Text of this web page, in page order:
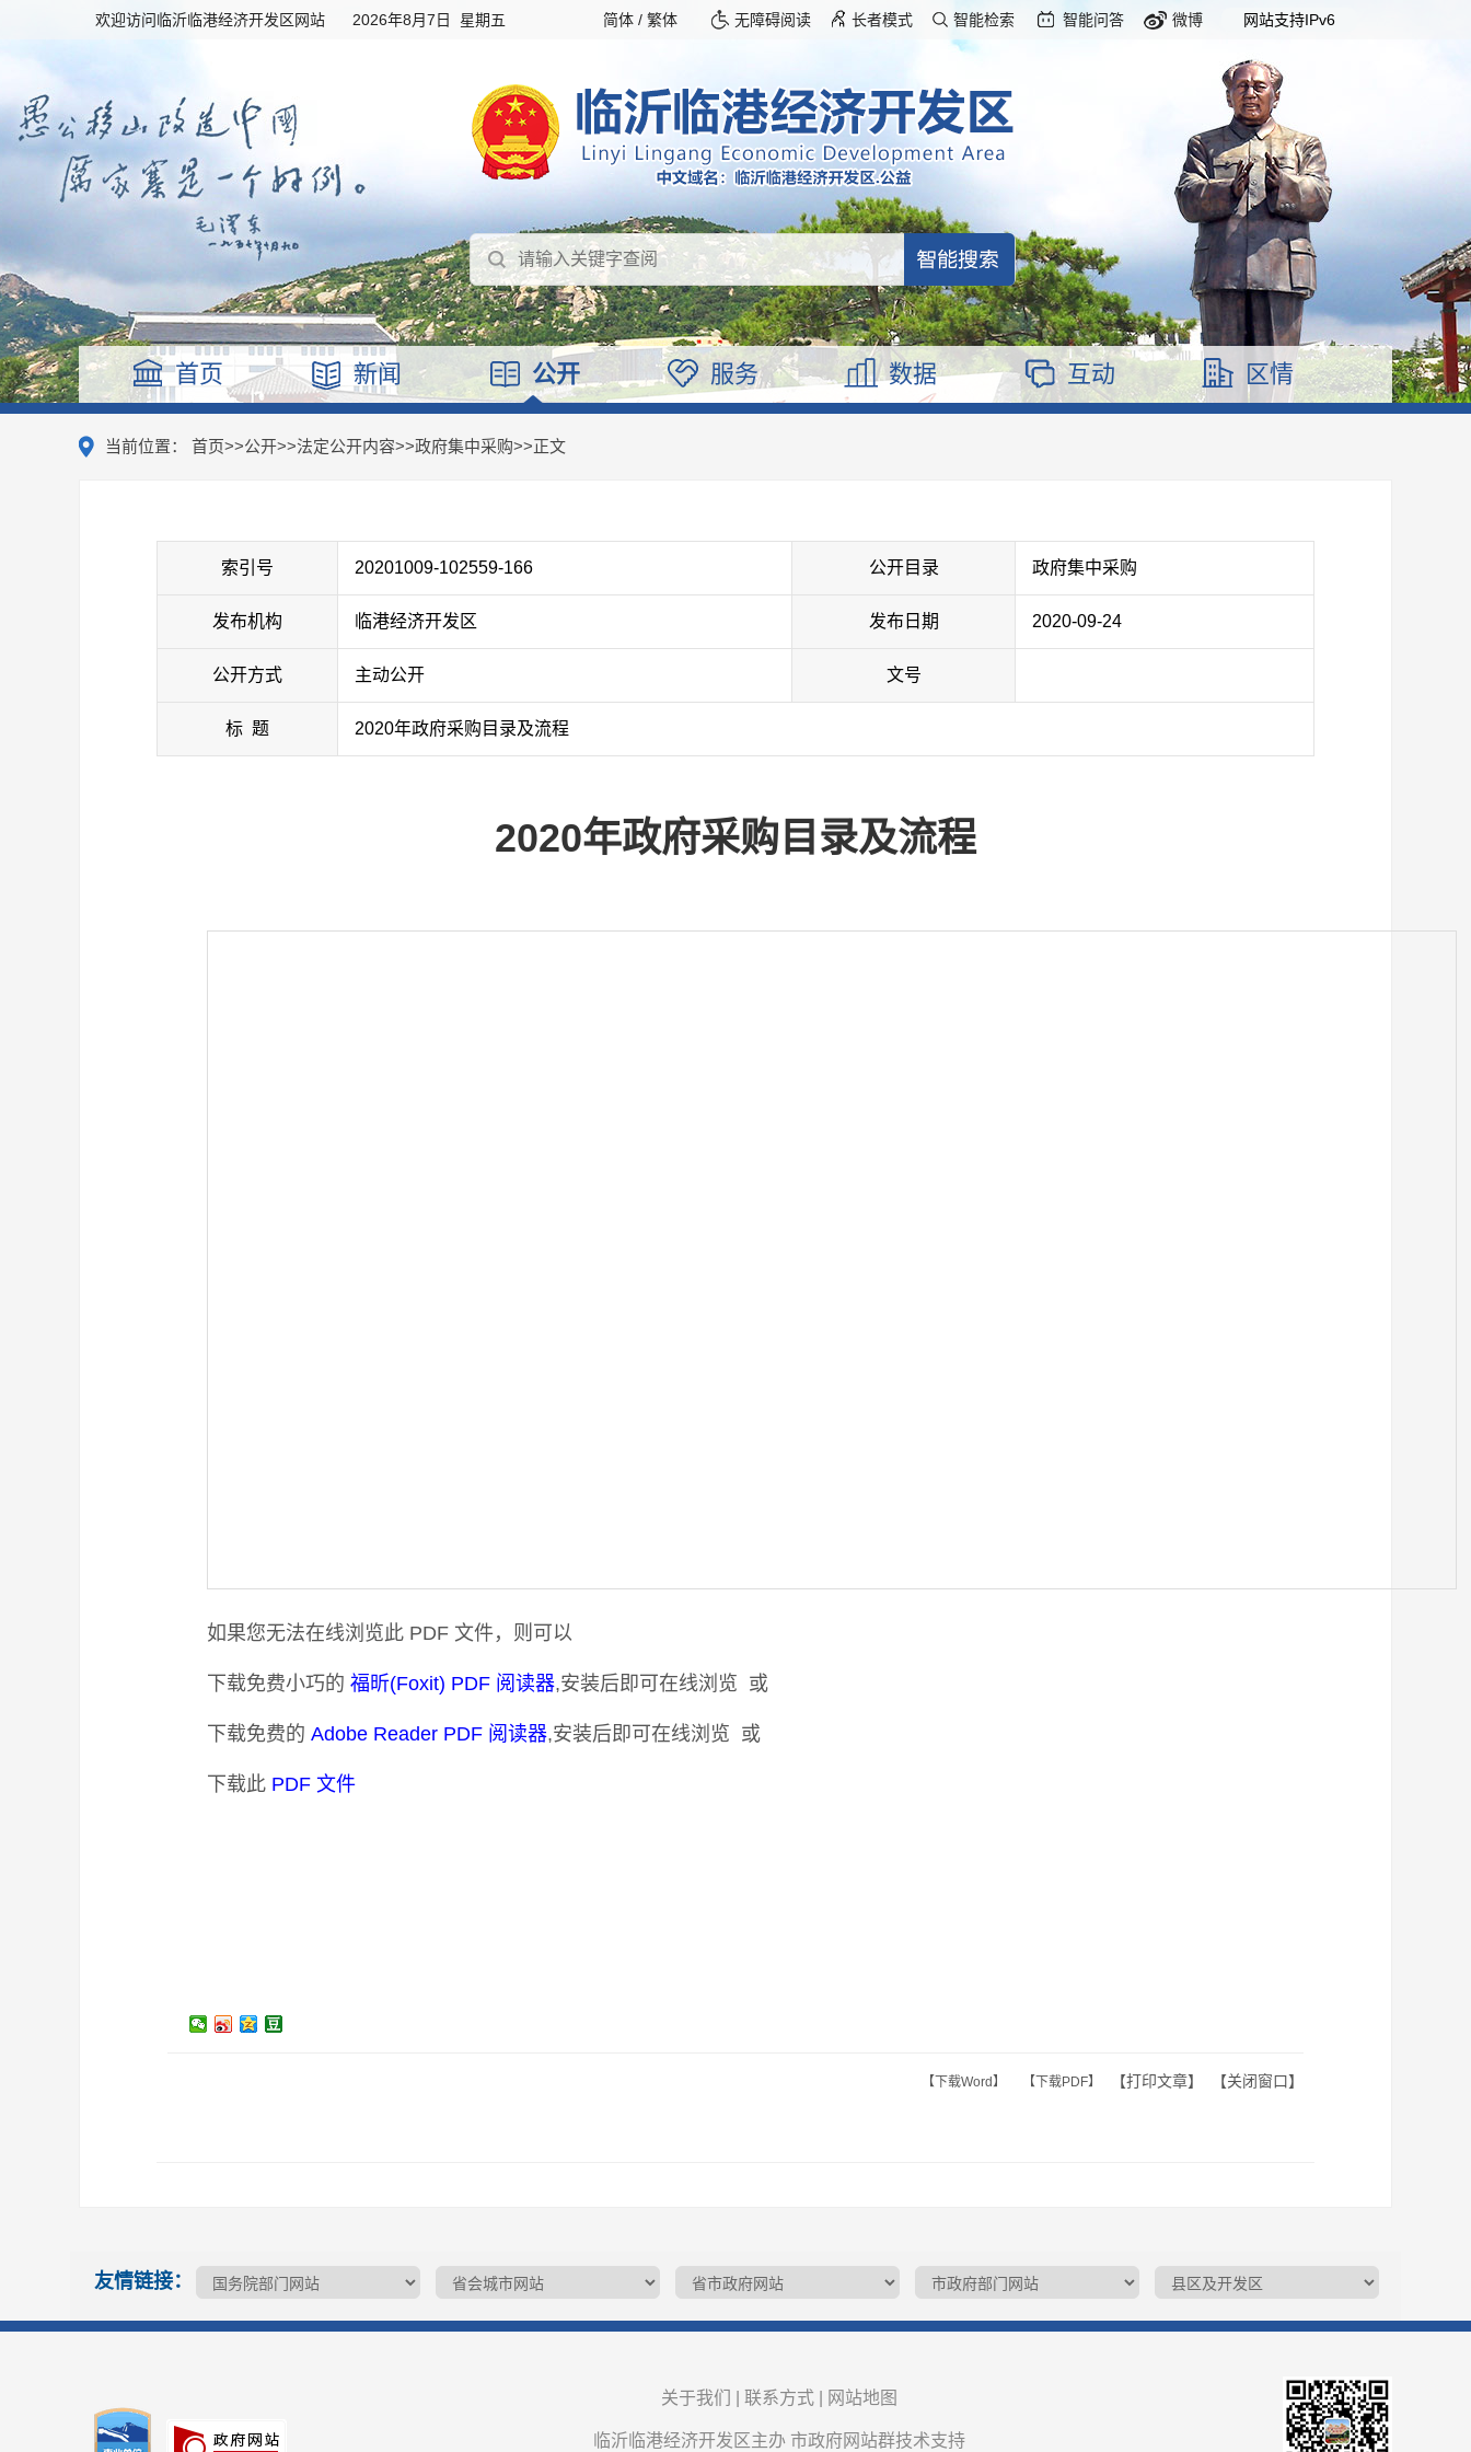
欢迎访问临沂临港经济开发区网站 2026年8月7日 星期五 无障碍阅读 长者模式 智能检索 智能问答 微博 网站支持IPv6
简体 / 繁体
首页 新闻 公开 服务 数据 互动 区情
当前位置： 首页>>公开>>法定公开内容>>政府集中采购>>正文
索引号 20201009-102559-166 公开目录 政府集中采购
发布机构 临港经济开发区 发布日期 2020-09-24
公开方式 主动公开 文号
标 题 2020年政府采购目录及流程
2020年政府采购目录及流程
如果您无法在线浏览此 PDF 文件，则可以
下载免费小巧的 福昕(Foxit) PDF 阅读器,安装后即可在线浏览 或
下载免费的 Adobe Reader PDF 阅读器,安装后即可在线浏览 或
下载此 PDF 文件
【下载Word】 【下载PDF】 【打印文章】 【关闭窗口】
友情链接：
关于我们 联系方式 网站地图
临沂临港经济开发区主办 市政府网站群技术支持